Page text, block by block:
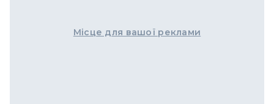
Місце для вашої реклами